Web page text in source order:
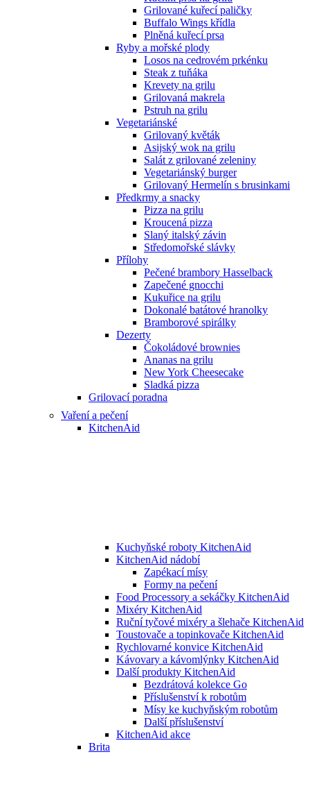
Grilované kuřecí paličky
Buffalo Wings křídla
Plněná kuřecí prsa
Ryby a mořské plody
Losos na cedrovém prkénku
Steak z tuňáka
Krevety na grilu
Grilovaná makrela
Pstruh na grilu
Vegetariánské
Grilovaný květák
Asijský wok na grilu
Salát z grilované zeleniny
Vegetariánský burger
Grilovaný Hermelín s brusinkami
Předkrmy a snacky
Pizza na grilu
Kroucená pizza
Slaný italský závin
Středomořské slávky
Přílohy
Pečené brambory Hasselback
Zapečené gnocchi
Kukuřice na grilu
Dokonalé batátové hranolky
Bramborové spirálky
Dezerty
Čokoládové brownies
Ananas na grilu
New York Cheesecake
Sladká pizza
Grilovací poradna
Vaření a pečení
KitchenAid
Kuchyňské roboty KitchenAid
KitchenAid nádobí
Zapékací mísy
Formy na pečení
Food Processory a sekáčky KitchenAid
Mixéry KitchenAid
Ruční tyčové mixéry a šlehače KitchenAid
Toustovače a topinkovače KitchenAid
Rychlovarné konvice KitchenAid
Kávovary a kávomlýnky KitchenAid
Další produkty KitchenAid
Bezdrátová kolekce Go
Příslušenství k robotům
Mísy ke kuchyňským robotům
Další příslušenství
KitchenAid akce
Brita